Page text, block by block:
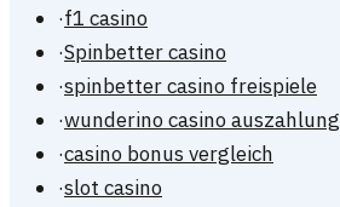
·f1 casino
·Spinbetter casino
·spinbetter casino freispiele
·wunderino casino auszahlung
·casino bonus vergleich
·slot casino